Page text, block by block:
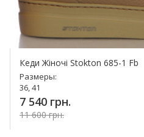
Кеди Жіночі Stokton 685-1 Fb
Размеры:
36, 41
7 540 грн.
11 600 грн.